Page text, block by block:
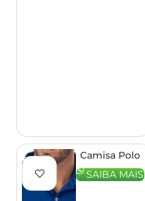
Camisa Polo
Personalizada
– EQPRO
SAIBA MAIS